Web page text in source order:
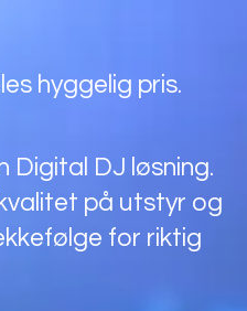
hyggelig pris.
Digital DJ løsning.
på utstyr og
for riktig